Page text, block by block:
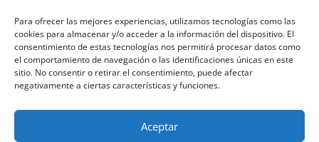
Para ofrecer las mejores experiencias, utilizamos tecnologías como las
cookies para almacenar y/o acceder a la información del dispositivo. El
consentimiento de estas tecnologías nos permitirá procesar datos como
el comportamiento de navegación o las identificaciones únicas en este
sitio. No consentir o retirar el consentimiento, puede afectar
negativamente a ciertas características y funciones.
Aceptar
Formulario de Datos necesarios para alta
Métodos de pago SEQURA
Métodos de pago
Formulario de Acción Formativa
Formulario de responsabilidad de APPCC
Plantilla formación bonificada
Formulario uso de imagen
Centros colaboradores